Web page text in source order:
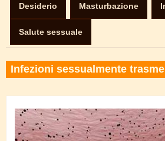
Desiderio Masturbazione
Salute sessuale
Infezioni sessualmente
virus_papilloma.jpg